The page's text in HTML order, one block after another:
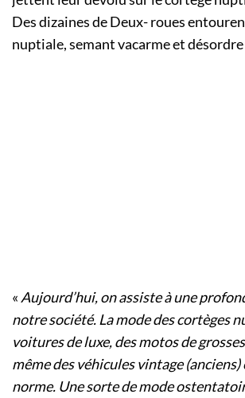
Des dizaines de Deux- roues
nuptiale, semant vacarme et
« Aujourd’hui, on assiste à une
notre société. La mode des cortèges
voitures de luxe, des motos de
même des véhicules vintage (anciens)
norme. Une sorte de mode